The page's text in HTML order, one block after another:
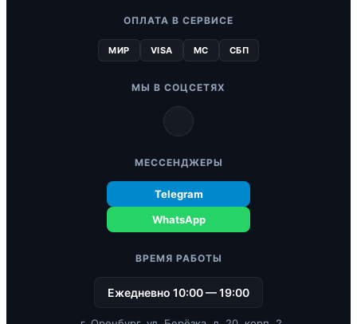
ОПЛАТА В СЕРВИСЕ
МИР VISA MC СБП
МЫ В СОЦСЕТЯХ
МЕССЕНДЖЕРЫ
Telegram
WhatsApp
ВРЕМЯ РАБОТЫ
Ежедневно 10:00 — 19:00